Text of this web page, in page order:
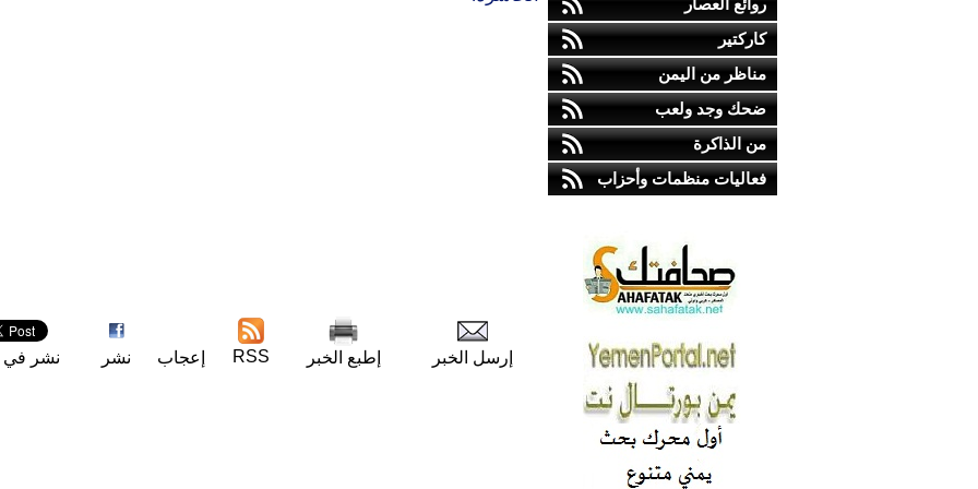
روائع العصار
كاركتير
مناظر من اليمن
ضحك وجد ولعب
من الذاكرة
فعاليات منظمات وأحزاب
إرسل الخبر إطبع الخبر RSS إعجاب نشر نشر في